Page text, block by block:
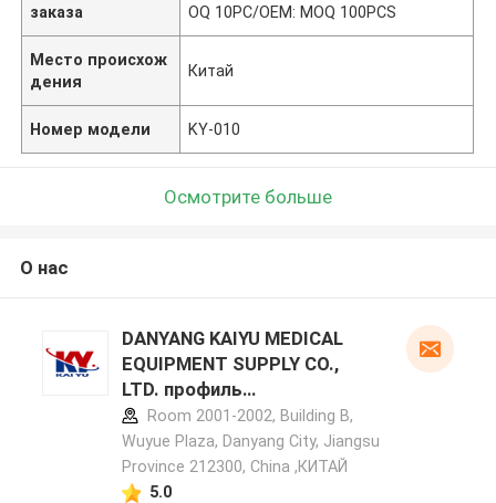
заказа
OQ 10PC/OEM: MOQ 100PCS
Место происхож
дения
Китай
Номер модели KY-010
Осмотрите больше
О нас
DANYANG KAIYU MEDICAL
EQUIPMENT SUPPLY CO.,
LTD. профиль
производителя
Room 2001-2002, Building B,
Wuyue Plaza, Danyang City, Jiangsu
Province 212300, China ,КИТАЙ
5.0